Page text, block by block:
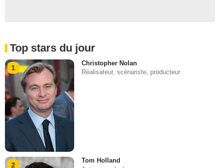
Top stars du jour
1
Christopher Nolan
Réalisateur, scénariste, producteur
2
Tom Holland